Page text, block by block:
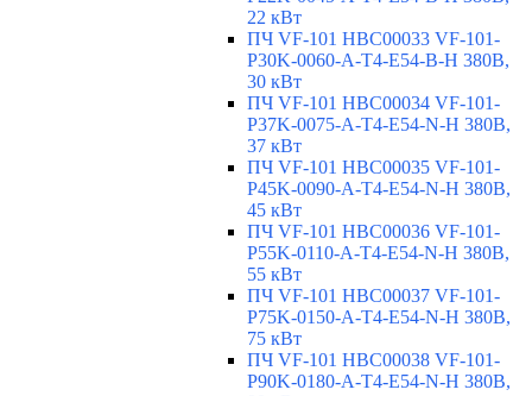
22 кВт
ПЧ VF-101 HBC00033 VF-101-
P30K-0060-A-T4-E54-B-H 380В,
30 кВт
ПЧ VF-101 HBC00034 VF-101-
P37K-0075-A-T4-E54-N-H 380В,
37 кВт
ПЧ VF-101 HBC00035 VF-101-
P45K-0090-A-T4-E54-N-H 380В,
45 кВт
ПЧ VF-101 HBC00036 VF-101-
P55K-0110-A-T4-E54-N-H 380В,
55 кВт
ПЧ VF-101 HBC00037 VF-101-
P75K-0150-A-T4-E54-N-H 380В,
75 кВт
ПЧ VF-101 HBC00038 VF-101-
P90K-0180-A-T4-E54-N-H 380В,